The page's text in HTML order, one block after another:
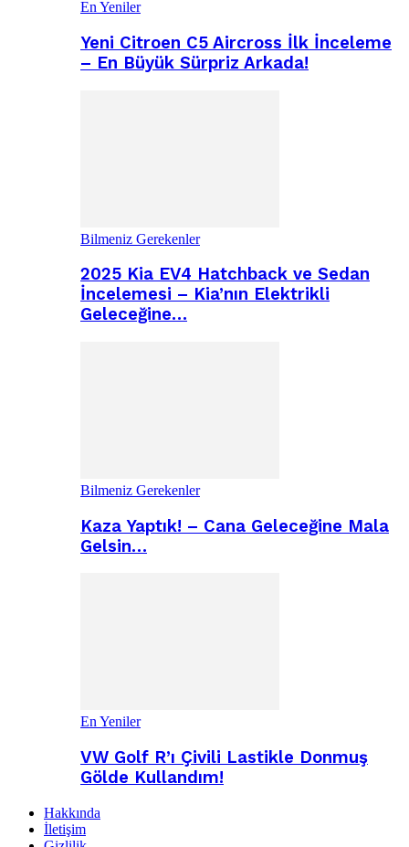
En Yeniler
Yeni Citroen C5 Aircross İlk İnceleme
– En Büyük Sürpriz Arkada!
Bilmeniz Gerekenler
2025 Kia EV4 Hatchback ve Sedan
İncelemesi – Kia’nın Elektrikli
Geleceğine…
Bilmeniz Gerekenler
Kaza Yaptık! – Cana Geleceğine Mala
Gelsin…
En Yeniler
VW Golf R’ı Çivili Lastikle Donmuş
Gölde Kullandım!
Hakkında
İletişim